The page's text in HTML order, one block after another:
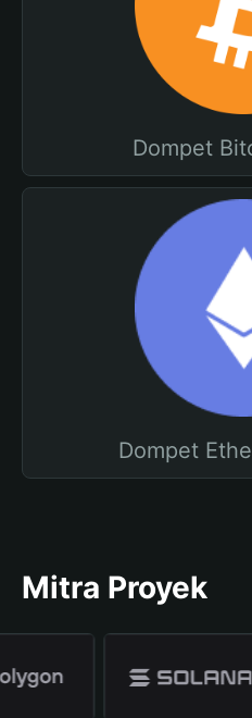
Dompet
Dompet
Mitra Proyek